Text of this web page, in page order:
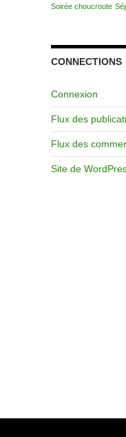
Soirée choucroute
CONNECTIONS
Connexion
Flux des
Flux des
Site de